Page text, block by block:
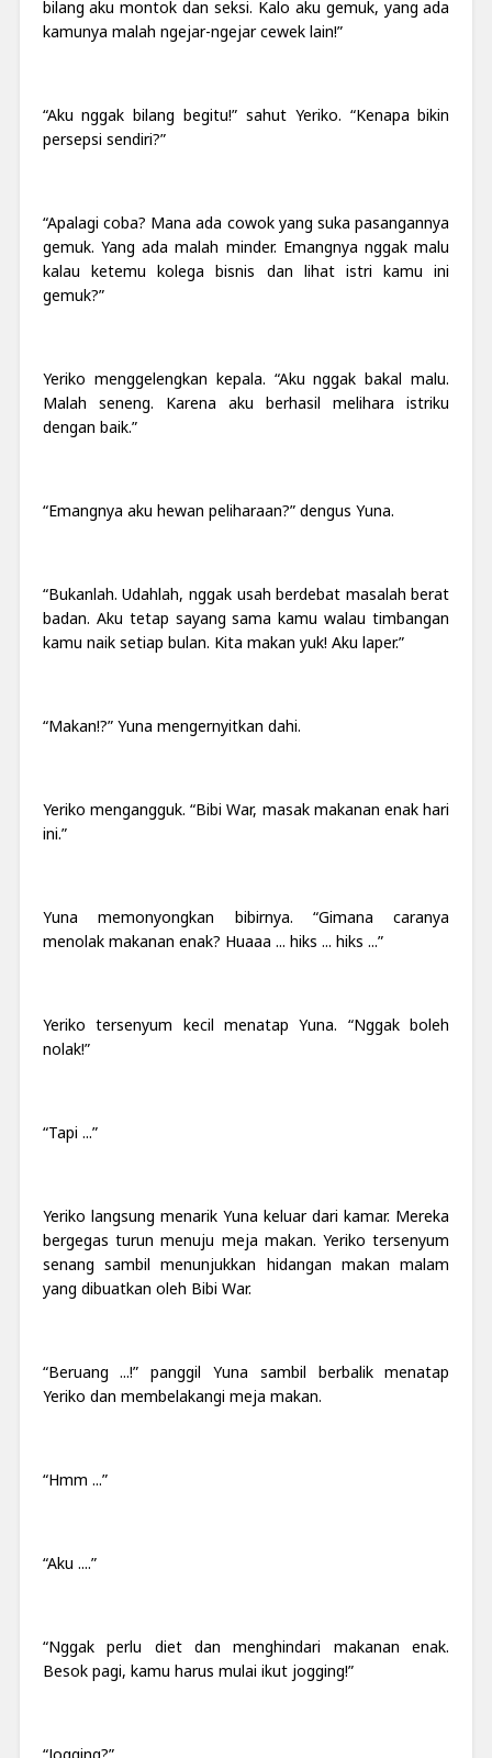
bilang aku montok dan seksi. Kalo aku gemuk, yang ada
kamunya malah ngejar-ngejar cewek lain!”
“Aku nggak bilang begitu!” sahut Yeriko. “Kenapa bikin
persepsi sendiri?”
“Apalagi coba? Mana ada cowok yang suka pasangannya
gemuk. Yang ada malah minder. Emangnya nggak malu
kalau ketemu kolega bisnis dan lihat istri kamu ini
gemuk?”
Yeriko menggelengkan kepala. “Aku nggak bakal malu.
Malah seneng. Karena aku berhasil melihara istriku
dengan baik.”
“Emangnya aku hewan peliharaan?” dengus Yuna.
“Bukanlah. Udahlah, nggak usah berdebat masalah berat
badan. Aku tetap sayang sama kamu walau timbangan
kamu naik setiap bulan. Kita makan yuk! Aku laper.”
“Makan!?” Yuna mengernyitkan dahi.
Yeriko mengangguk. “Bibi War, masak makanan enak hari
ini.”
Yuna memonyongkan bibirnya. “Gimana caranya
menolak makanan enak? Huaaa ... hiks ... hiks ...”
Yeriko tersenyum kecil menatap Yuna. “Nggak boleh
nolak!”
“Tapi ...”
Yeriko langsung menarik Yuna keluar dari kamar. Mereka
bergegas turun menuju meja makan. Yeriko tersenyum
senang sambil menunjukkan hidangan makan malam
yang dibuatkan oleh Bibi War.
“Beruang ...!” panggil Yuna sambil berbalik menatap
Yeriko dan membelakangi meja makan.
“Hmm ...”
“Aku ....”
“Nggak perlu diet dan menghindari makanan enak.
Besok pagi, kamu harus mulai ikut jogging!”
“Jogging?”